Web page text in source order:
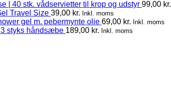
| 40 stk. vådservietter til krop og udstyr 99,00 kr.
Travel Size 39,00 kr. Inkl. moms
gel m. pebermynte olie 69,00 kr. Inkl. moms
styks håndsæbe 189,00 kr. Inkl. moms